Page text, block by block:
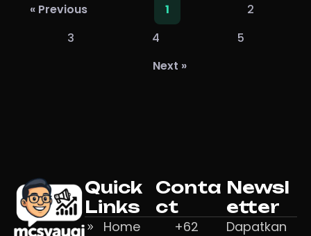
« Previous 1
2
3
4
5
Next »
Quick
Links
Home
Conta
ct
+62
Newsl
etter
Dapatkan